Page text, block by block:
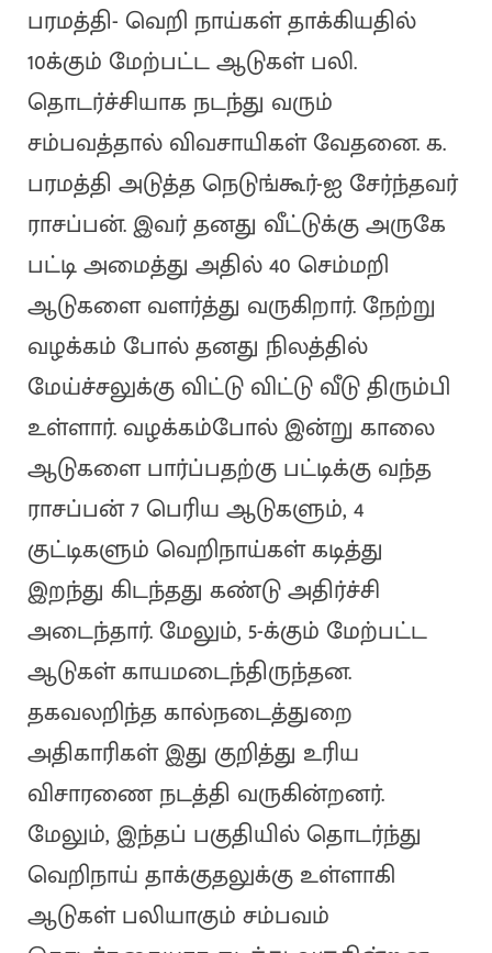
பரமத்தி- வெறி நாய்கள் தாக்கியதில்
10க்கும் மேற்பட்ட ஆடுகள் பலி.
தொடர்ச்சியாக நடந்து வரும்
சம்பவத்தால் விவசாயிகள் வேதனை. க.
பரமத்தி அடுத்த நெடுங்கூர்-ஐ சேர்ந்தவர்
ராசப்பன். இவர் தனது வீட்டுக்கு அருகே
பட்டி அமைத்து அதில் 40 செம்மறி
ஆடுகளை வளர்த்து வருகிறார். நேற்று
வழக்கம் போல் தனது நிலத்தில்
மேய்ச்சலுக்கு விட்டு விட்டு வீடு திரும்பி
உள்ளார். வழக்கம்போல் இன்று காலை
ஆடுகளை பார்ப்பதற்கு பட்டிக்கு வந்த
ராசப்பன் 7 பெரிய ஆடுகளும், 4
குட்டிகளும் வெறிநாய்கள் கடித்து
இறந்து கிடந்தது கண்டு அதிர்ச்சி
அடைந்தார். மேலும், 5-க்கும் மேற்பட்ட
ஆடுகள் காயமடைந்திருந்தன.
தகவலறிந்த கால்நடைத்துறை
அதிகாரிகள் இது குறித்து உரிய
விசாரணை நடத்தி வருகின்றனர்.
மேலும், இந்தப் பகுதியில் தொடர்ந்து
வெறிநாய் தாக்குதலுக்கு உள்ளாகி
ஆடுகள் பலியாகும் சம்பவம்